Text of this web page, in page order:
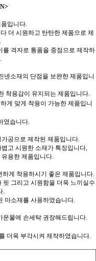
입니다.
더 시원하고 탄탄한 제품으로 제
를 격자로 통품을 중점으로 제작하
소재의 단점을 보완한 제품입니
착용감이 유지되는 제품입니다.
게 맞게 착용이 가능한 제품입니
였습니다.
공으로 제작된 제품입니다.
고 시원한 소재가 특징입니다,
용한 제품입니다.
게 착용하시기 좋은 제품입니다.
그리고 시원함을 더욱 느끼실수
.
마소재를 사용하였습니다.
물에 손세탁 권장해드립니다.
더욱 부각시켜 제작하였습니다.